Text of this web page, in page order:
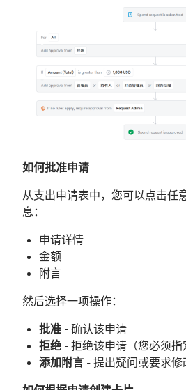
如何批准申请
从支出申请表中，您可以点击任
息：
申请详情
金额
附言
然后选择一项操作：
批准 - 确认该申请
拒绝 - 拒绝该申请（您必须指
添加附言 - 提出疑问或要求修